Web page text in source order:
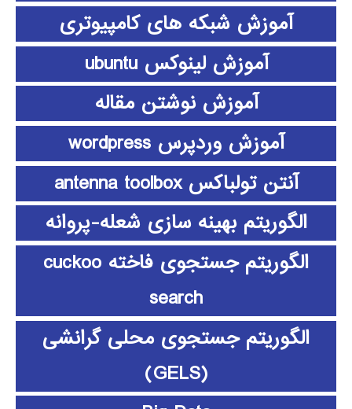
آموزش شبکه های کامپیوتری
آموزش لینوکس ubuntu
آموزش نوشتن مقاله
آموزش وردپرس wordpress
آنتن تولباکس antenna toolbox
الگوریتم بهینه سازی شعله-پروانه
الگوریتم جستجوی فاخته cuckoo
search
الگوریتم جستجوی محلی گرانشی
(GELS)